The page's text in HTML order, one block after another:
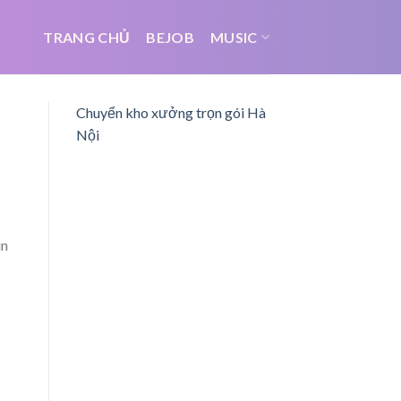
TRANG CHỦ BEJOB MUSIC
Chuyển kho xưởng trọn gói Hà
Nội